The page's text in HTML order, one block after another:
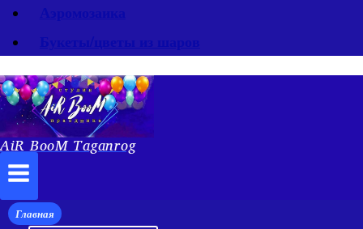
Аэромозаика
Букеты/цветы из шаров
AiR BooM Taganrog
Главная